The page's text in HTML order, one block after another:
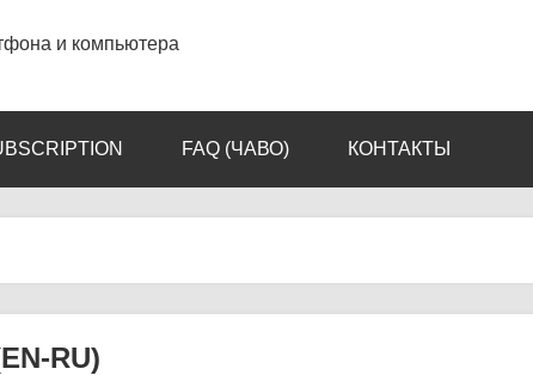
и компьютера
FAQ (ЧАВО) КОНТАКТЫ
RU)